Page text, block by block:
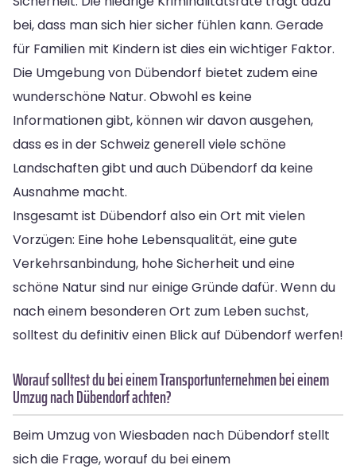
bei, dass man sich hier sicher fühlen kann. Gerade
für Familien mit Kindern ist dies ein wichtiger Faktor.
Die Umgebung von Dübendorf bietet zudem eine
wunderschöne Natur. Obwohl es keine
Informationen gibt, können wir davon ausgehen,
dass es in der Schweiz generell viele schöne
Landschaften gibt und auch Dübendorf da keine
Ausnahme macht.
Insgesamt ist Dübendorf also ein Ort mit vielen
Vorzügen: Eine hohe Lebensqualität, eine gute
Verkehrsanbindung, hohe Sicherheit und eine
schöne Natur sind nur einige Gründe dafür. Wenn du
nach einem besonderen Ort zum Leben suchst,
solltest du definitiv einen Blick auf Dübendorf werfen!
Worauf solltest du bei einem Transportunternehmen bei einem
Umzug nach Dübendorf achten?
Beim Umzug von Wiesbaden nach Dübendorf stellt
sich die Frage, worauf du bei einem